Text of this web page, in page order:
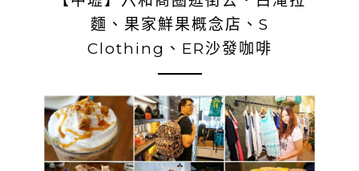
麵、果家鮮果概念店、S
Clothing、ER沙發咖啡